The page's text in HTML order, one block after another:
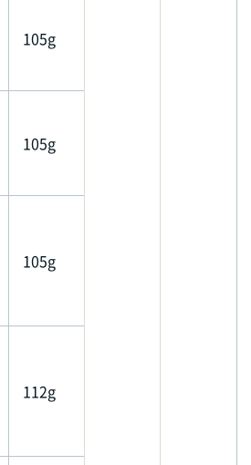
105g
105g
105g
112g